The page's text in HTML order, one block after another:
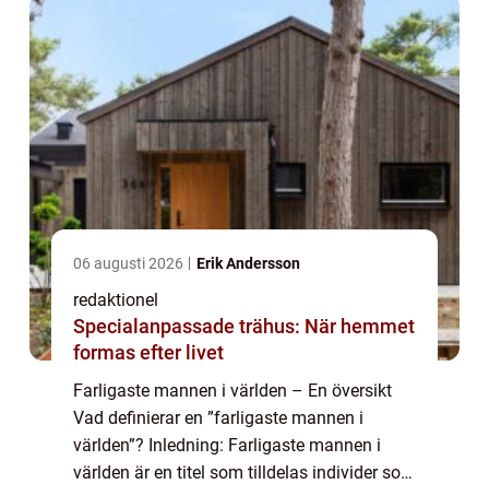
06 augusti 2026 Erik Andersson
redaktionel
Specialanpassade trähus: När hemmet
formas efter livet
Farligaste mannen i världen – En översikt
Vad definierar en ”farligaste mannen i
världen”? Inledning: Farligaste mannen i
världen är en titel som tilldelas individer som